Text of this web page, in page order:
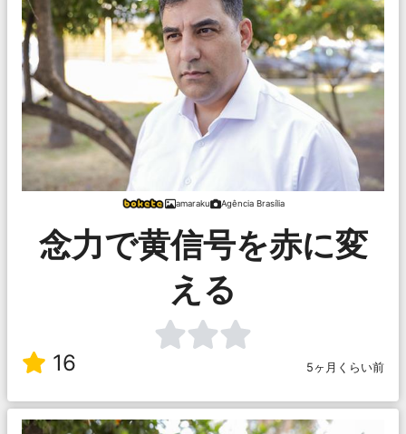
amaraku Agência Brasília
念力で黄信号を赤に変
える
16 5ヶ月くらい前